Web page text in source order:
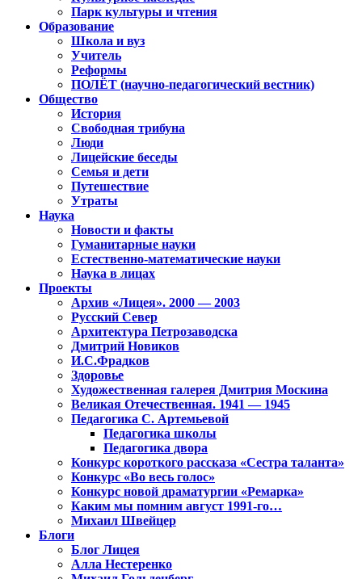
Парк культуры и чтения
Образование
Школа и вуз
Учитель
Реформы
ПОЛЁТ (научно-педагогический вестник)
Общество
История
Свободная трибуна
Люди
Лицейские беседы
Семья и дети
Путешествие
Утраты
Наука
Новости и факты
Гуманитарные науки
Естественно-математические науки
Наука в лицах
Проекты
Архив «Лицея». 2000 — 2003
Русский Север
Архитектура Петрозаводска
Дмитрий Новиков
И.С.Фрадков
Здоровье
Художественная галерея Дмитрия Москина
Великая Отечественная. 1941 — 1945
Педагогика С. Артемьевой
Педагогика школы
Педагогика двора
Конкурс короткого рассказа «Сестра таланта»
Конкурс «Во весь голос»
Конкурс новой драматургии «Ремарка»
Каким мы помним август 1991-го…
Михаил Швейцер
Блоги
Блог Лицея
Алла Нестеренко